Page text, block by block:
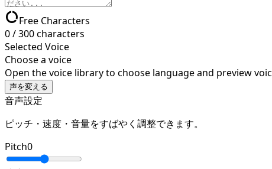
data_usageFree Characters
0/300characters
Selected Voice
Choose a voice
Open the voice library to choose language and preview
声を変える
音声設定
ピッチ・速度・音量をすばやく調整できます。
Pitch0